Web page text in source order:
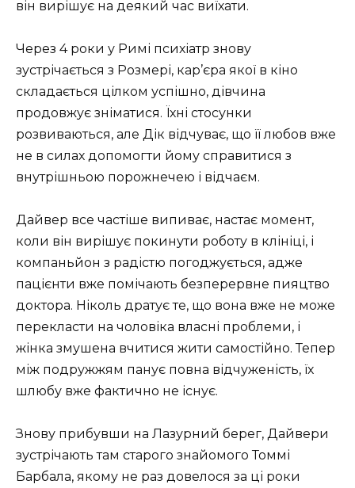
він вирішує на деякий час виїхати.
Через 4 роки у Римі психіатр знову
зустрічається з Розмері, кар’єра якої в кіно
складається цілком успішно, дівчина
продовжує зніматися. Їхні стосунки
розвиваються, але Дік відчуває, що її любов вже
не в силах допомогти йому справитися з
внутрішньою порожнечею і відчаєм.
Дайвер все частіше випиває, настає момент,
коли він вирішує покинути роботу в клініці, і
компаньйон з радістю погоджується, адже
пацієнти вже помічають безперервне пияцтво
доктора. Ніколь дратує те, що вона вже не може
перекласти на чоловіка власні проблеми, і
жінка змушена вчитися жити самостійно. Тепер
між подружжям панує повна відчуженість, їх
шлюбу вже фактично не існує.
Знову прибувши на Лазурний берег, Дайвери
зустрічають там старого знайомого Томмі
Барбала, якому не раз довелося за ці роки